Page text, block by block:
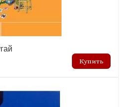
и эмоциональная
поведенческой те